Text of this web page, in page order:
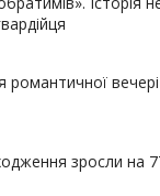
романтичної
зросли на